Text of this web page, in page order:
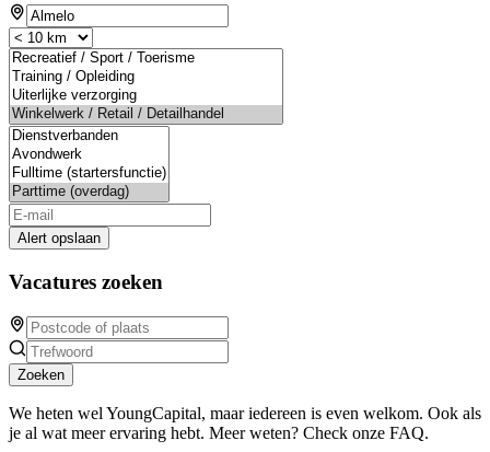
Alert opslaan
Vacatures zoeken
Zoeken
We heten wel YoungCapital, maar iedereen is even welkom. Ook als
je al wat meer ervaring hebt. Meer weten? Check onze FAQ.